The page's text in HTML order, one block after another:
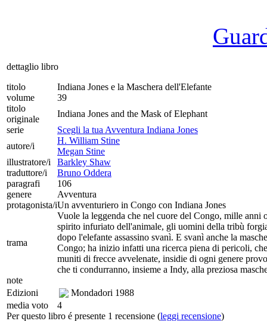
dettaglio libro
titolo
Indiana Jones e la Maschera dell'Elefante
volume
39
titolo
originale
Indiana Jones and the Mask of Elephant
serie
Scegli la tua Avventura Indiana Jones
autore/i
H. William Stine
Megan Stine
illustratore/i
Barkley Shaw
traduttore/i
Bruno Oddera
paragrafi
106
genere
Avventura
protagonista/iUn avventuriero in Congo con Indiana Jones
trama
Vuole la leggenda che nel cuore del Congo, mille anni
spirito infuriato dell'animale, gli uomini della tribù
dopo l'elefante assassino svanì. E svanì anche la
Congo; ha inizio infatti una ricerca piena di pericoli,
muniti di frecce avvelenate, insidie di ogni genere
che ti condurranno, insieme a Indy, alla preziosa
note
Edizioni
Mondadori 1988
media voto
4
Per questo libro é presente 1 recensione (leggi recensione)